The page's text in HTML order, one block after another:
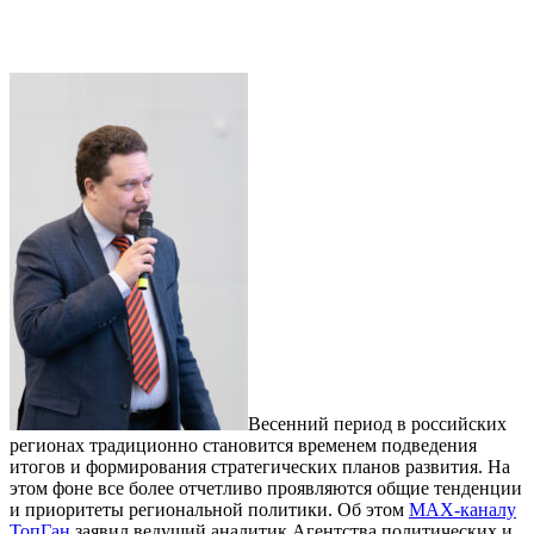
Весенний период в российских
регионах традиционно становится временем подведения
итогов и формирования стратегических планов развития. На
этом фоне все более отчетливо проявляются общие тенденции
и приоритеты региональной политики. Об этом MAX-каналу